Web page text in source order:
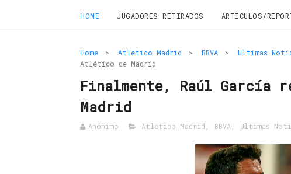
HOME JUGADORES RETIRADOS ARTICULOS/
Home > Atletico Madrid > BBVA > Ultimas
Atlético de Madrid
Finalmente, Raúl García
Madrid
Anónimo Atletico Madrid BBVA Ultimas